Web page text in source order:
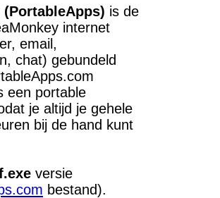
(PortableApps) is de
internet
email,
chat) gebundeld
een portable
je altijd je gehele
bij de hand kunt
versie
bestand).